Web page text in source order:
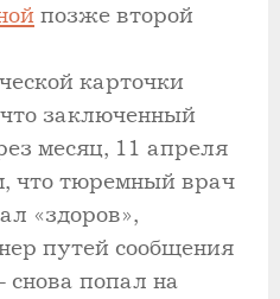
позже второй
карточки
заключенный
месяц, 11 апреля
что тюремный врач
«здоров»,
путей сообщения
попал на